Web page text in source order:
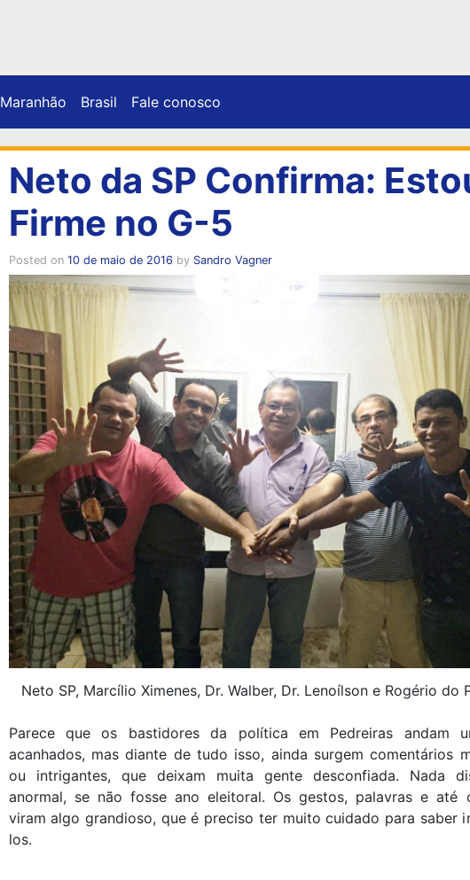
Maranhão Brasil Fale conosco
Neto da SP Confirma:
Firme no G-5
Posted on 10 de maio de 2016 by Sandro Vagner
Neto SP, Marcílio Ximenes, Dr. Walber, Dr. Lenoílson e Rogério do
Parece que os bastidores da política em Pedreiras andam
acanhados, mas diante de tudo isso, ainda surgem comentários
ou intrigantes, que deixam muita gente desconfiada. Nada
anormal, se não fosse ano eleitoral. Os gestos, palavras e até
viram algo grandioso, que é preciso ter muito cuidado para saber
los.